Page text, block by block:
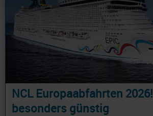
NCL Europaabfahrten
besonders günstig